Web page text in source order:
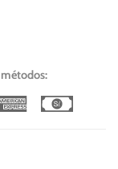
American